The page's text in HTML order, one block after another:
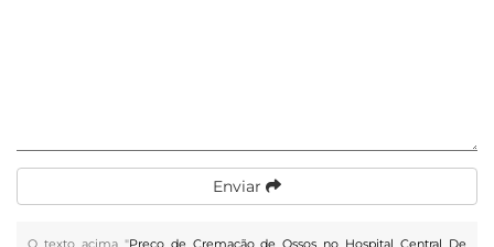
Enviar
O texto acima "Preço de Cremação de Ossos no Hospital Central De